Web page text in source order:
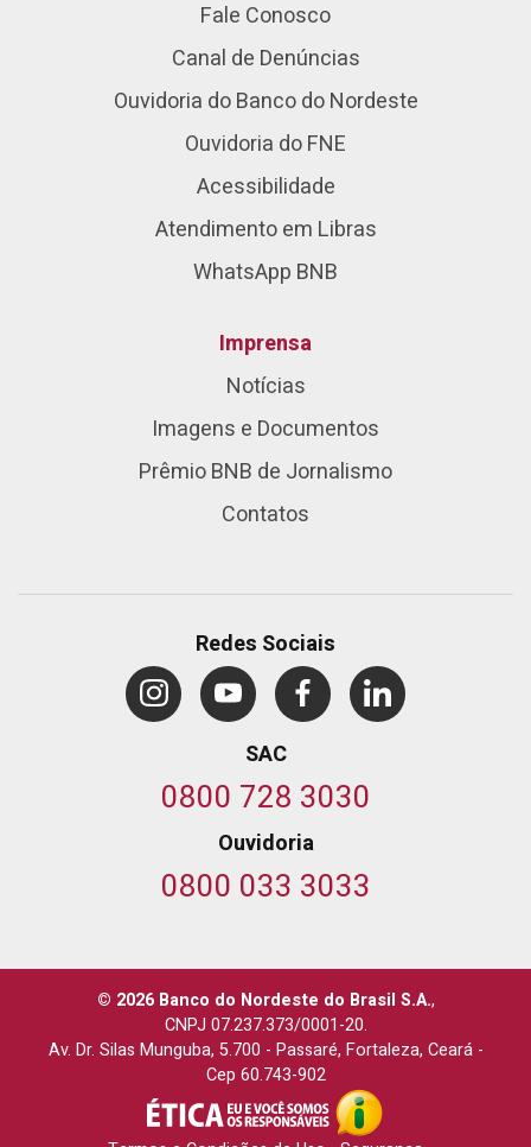
Fale Conosco
Canal de Denúncias
Ouvidoria do Banco do Nordeste
Ouvidoria do FNE
Acessibilidade
Atendimento em Libras
WhatsApp BNB
Imprensa
Notícias
Imagens e Documentos
Prêmio BNB de Jornalismo
Contatos
Redes Sociais
SAC
0800 728 3030
Ouvidoria
0800 033 3033
© 2026 Banco do Nordeste do Brasil S.A.,
CNPJ 07.237.373/0001-20.
Av. Dr. Silas Munguba, 5.700 - Passaré, Fortaleza, Ceará-
Cep 60.743-902